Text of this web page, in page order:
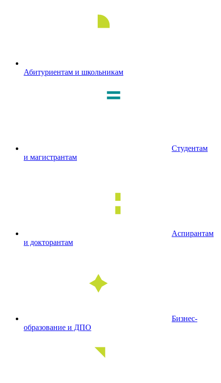
Абитуриентам и школьникам
Студентам
и магистрантам
Аспирантам
и докторантам
Бизнес-
образование и ДПО